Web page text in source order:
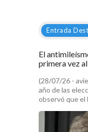
Entrada
El
primera vez
(28/07/26 -
año de las
observó que el